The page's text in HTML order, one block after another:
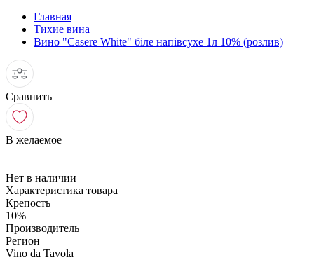
Главная
Тихие вина
Вино "Casere White" біле напівсухе 1л 10% (розлив)
Сравнить
В желаемое
Нет в наличии
Характеристика товара
Крепость
10%
Производитель
Регион
Vino da Tavola